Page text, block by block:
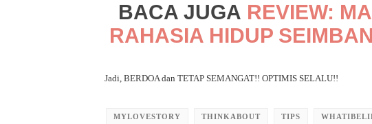
BACA JUGA REVIEW:
RAHASIA HIDUP
Jadi, BERDOA dan TETAP SEMANGAT!! OPTIMIS SELALU!!
MYLOVESTORY THINKABOUT TIPS